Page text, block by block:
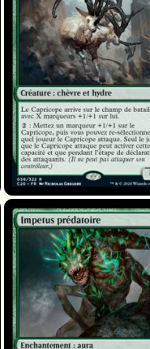
Impetus prédatoire